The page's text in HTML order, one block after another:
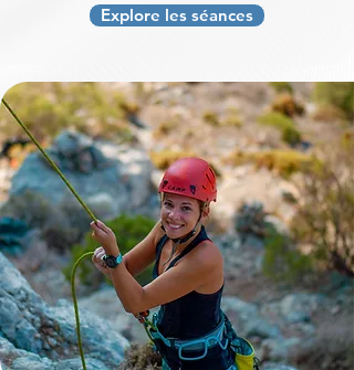
Explore les séances